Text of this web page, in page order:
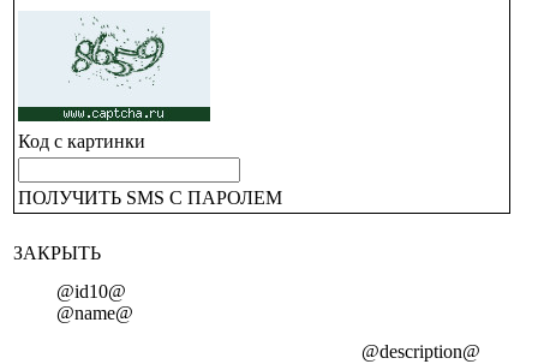
Код с картинки
ПОЛУЧИТЬ SMS С ПАРОЛЕМ
ЗАКРЫТЬ
@id10@
@name@
@description@